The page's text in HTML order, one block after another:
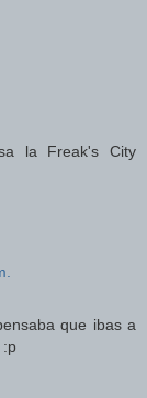
la Freak's City
que ibas a
:p